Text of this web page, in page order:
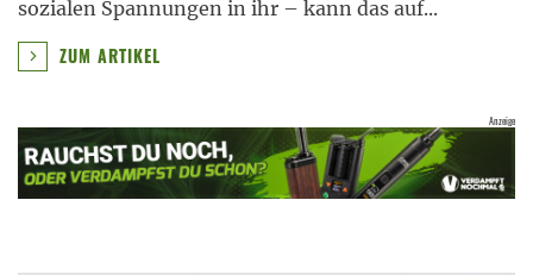
sozialen Spannungen in ihr – kann das auf...
ZUM ARTIKEL